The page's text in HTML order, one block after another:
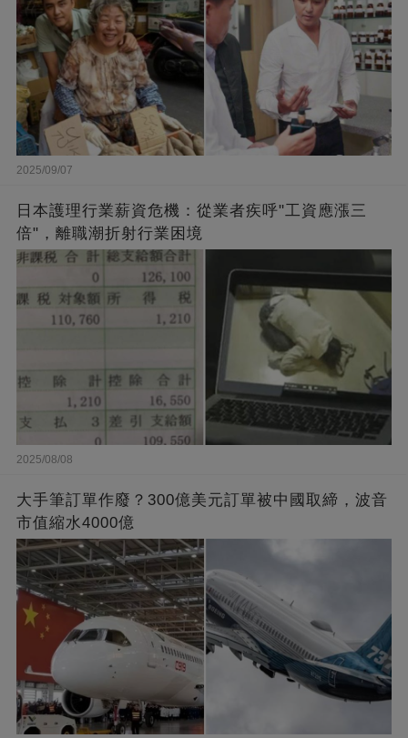
2025/09/07
日本護理行業薪資危機：從業者疾呼"工資應漲三
倍"，離職潮折射行業困境
2025/08/08
大手筆訂單作廢？300億美元訂單被中國取締，波音
市值縮水4000億